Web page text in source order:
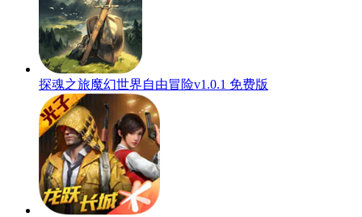
探魂之旅魔幻世界自由冒险v1.0.1 免费版